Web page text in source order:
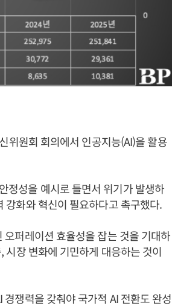
위원회 회의에서 인공지능(AI)을 활용
정성을 예시로 들면서 위기가 발생하
강화와 혁신이 필요하다고 촉구했다.
퍼레이션 효율성을 잡는 것을 기대하
시장 변화에 기민하게 대응하는 것이
쟁력을 갖춰야 국가적 AI 전환도 완성